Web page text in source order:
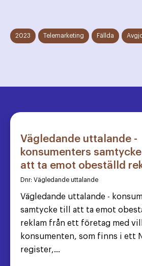
2023 Telemarketing Fällda
Vägledande uttalande -
konsumenters samtycke
att ta emot obeställd
Dnr: Vägledande uttalande
Vägledande uttalande -
samtycke till att ta emot
reklam från ett företag med
konsumenten, som finns i ett
register,...